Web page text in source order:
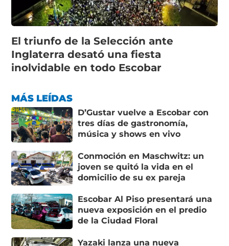
El triunfo de la Selección ante
Inglaterra desató una fiesta
inolvidable en todo Escobar
MÁS LEÍDAS
D’Gustar vuelve a Escobar con
tres días de gastronomía,
música y shows en vivo
Conmoción en Maschwitz: un
joven se quitó la vida en el
domicilio de su ex pareja
Escobar Al Piso presentará una
nueva exposición en el predio
de la Ciudad Floral
Yazaki lanza una nueva